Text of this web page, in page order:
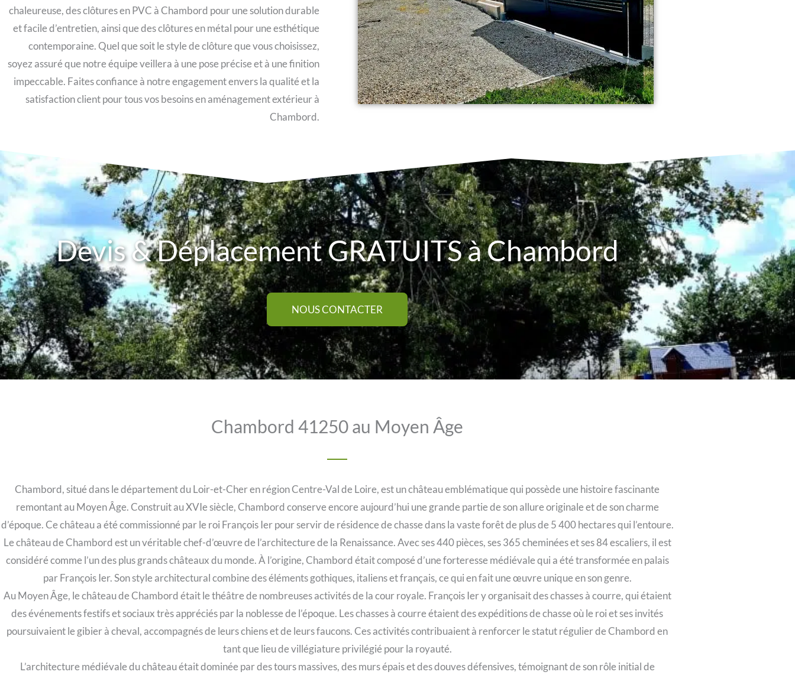
chaleureuse, des clôtures en PVC à Chambord pour une solution durable
et facile d’entretien, ainsi que des clôtures en métal pour une esthétique
contemporaine. Quel que soit le style de clôture que vous choisissez,
soyez assuré que notre équipe veillera à une pose précise et à une finition
impeccable. Faites confiance à notre engagement envers la qualité et la
satisfaction client pour tous vos besoins en aménagement extérieur à
Chambord.
Devis & Déplacement GRATUITS à Chambord
NOUS CONTACTER
Chambord 41250 au Moyen Âge
Chambord, situé dans le département du Loir-et-Cher en région Centre-Val de Loire, est un château emblématique qui possède une histoire fascinante
remontant au Moyen Âge. Construit au XVIe siècle, Chambord conserve encore aujourd’hui une grande partie de son allure originale et de son charme
d’époque. Ce château a été commissionné par le roi François Ier pour servir de résidence de chasse dans la vaste forêt de plus de 5 400 hectares qui l’entoure.
Le château de Chambord est un véritable chef-d’œuvre de l’architecture de la Renaissance. Avec ses 440 pièces, ses 365 cheminées et ses 84 escaliers, il est
considéré comme l’un des plus grands châteaux du monde. À l’origine, Chambord était composé d’une forteresse médiévale qui a été transformée en palais
par François Ier. Son style architectural combine des éléments gothiques, italiens et français, ce qui en fait une œuvre unique en son genre.
Au Moyen Âge, le château de Chambord était le théâtre de nombreuses activités de la cour royale. François Ier y organisait des chasses à courre, qui étaient
des événements festifs et sociaux très appréciés par la noblesse de l’époque. Les chasses à courre étaient des expéditions de chasse où le roi et ses invités
poursuivaient le gibier à cheval, accompagnés de leurs chiens et de leurs faucons. Ces activités contribuaient à renforcer le statut régulier de Chambord en
tant que lieu de villégiature privilégié pour la royauté.
L’architecture médiévale du château était dominée par des tours massives, des murs épais et des douves défensives, témoignant de son rôle initial de